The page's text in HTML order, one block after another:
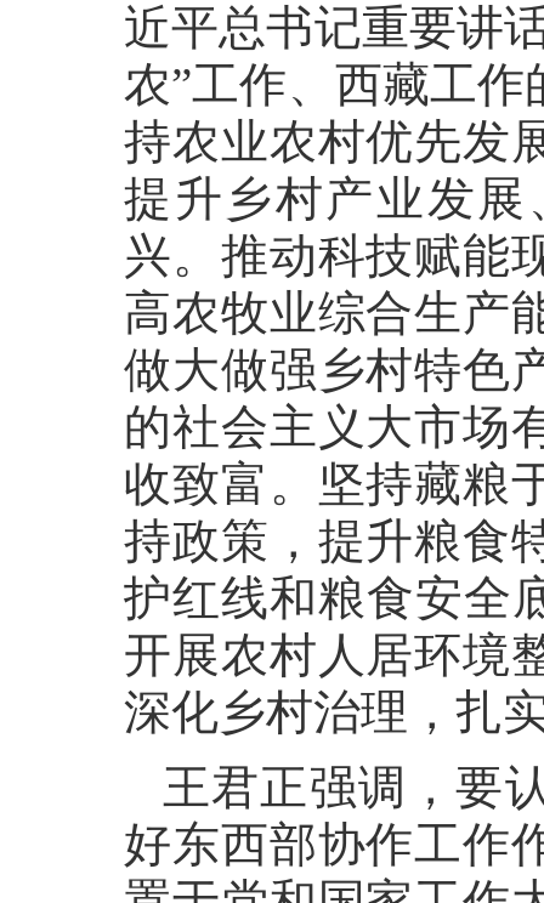
近平总书记重要讲
农”工作、西藏工
持农业农村优先发
提升乡村产业发
兴。推动科技赋能
高农牧业综合生产
做大做强乡村特色
的社会主义大市场
收致富。坚持藏粮
持政策，提升粮食
护红线和粮食安全
开展农村人居环境
深化乡村治理，扎
王君正强调，要
好东西部协作工作